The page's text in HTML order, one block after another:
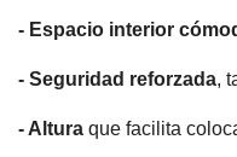
- Espacio interior
- Seguridad reforzada,
- Altura que facilita